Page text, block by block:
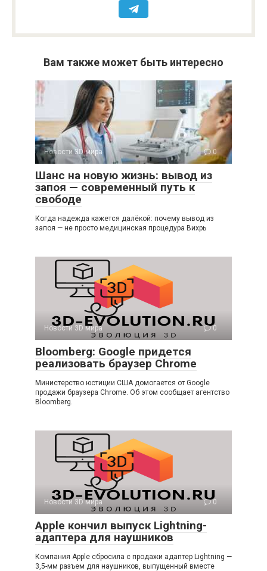
Вам также может быть интересно
Новости 3D мира 0
Шанс на новую жизнь: вывод из
запоя — современный путь к
свободе
Когда надежда кажется далёкой: почему вывод из
запоя — не просто медицинская процедура Вихрь
Новости 3D мира 0
Bloomberg: Google придется
реализовать браузер Chrome
Министерство юстиции США домогается от Google
продажи браузера Chrome. Об этом сообщает агентство
Bloomberg.
Новости 3D мира 0
Apple кончил выпуск Lightning-
адаптера для наушников
Компания Apple сбросила с продажи адаптер Lightning —
3,5-мм разъем для наушников, выпущенный вместе